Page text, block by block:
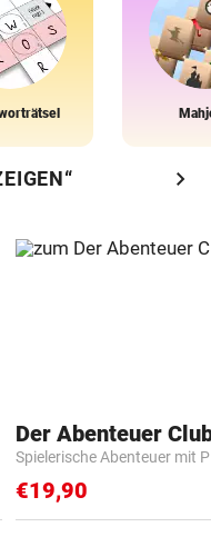
chevron_right
Der Abenteuer
Spielerische Abenteuer mit
€19,90